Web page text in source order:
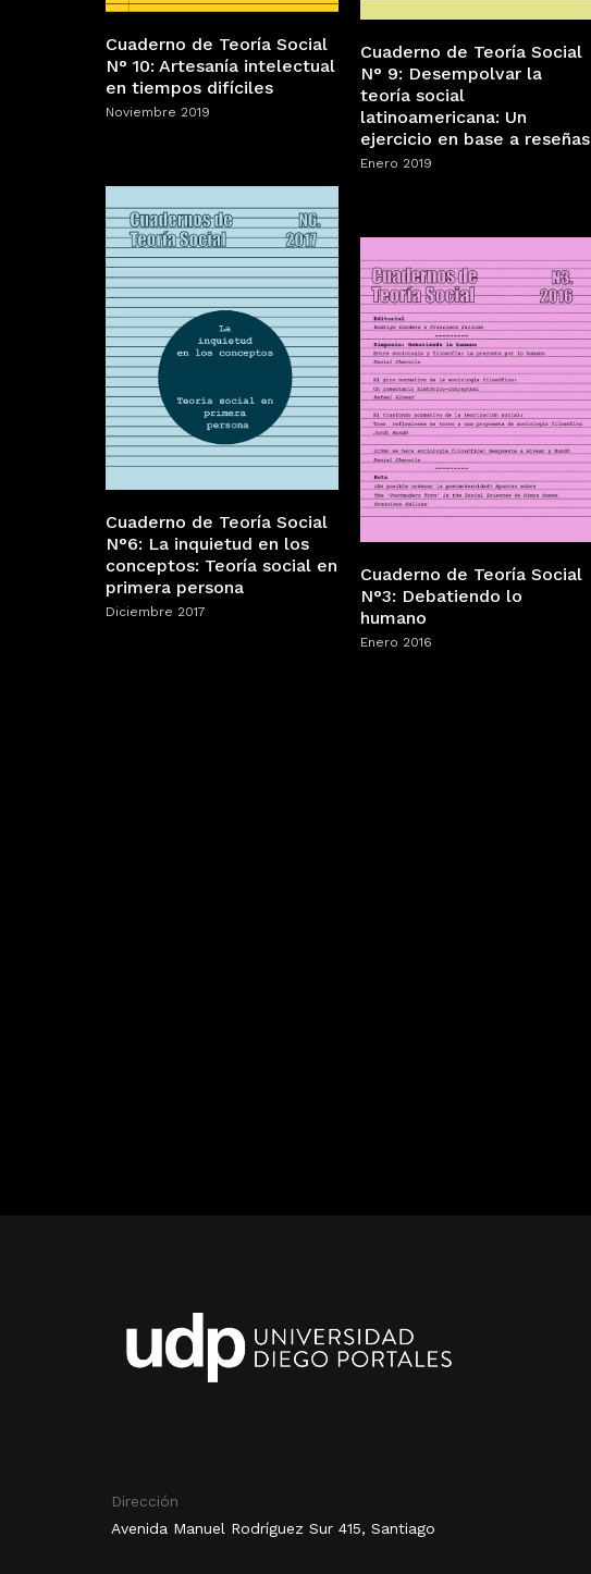
Cuaderno de Teoría Social
N° 10: Artesanía intelectual
en tiempos difíciles
Noviembre 2019
Cuaderno de Teoría Social
N° 9: Desempolvar la
teoría social
latinoamericana: Un
ejercicio en base a reseñas
Enero 2019
Cuaderno de Teoría Social
N°6: La inquietud en los
conceptos: Teoría social en
primera persona
Diciembre 2017
Cuaderno de Teoría Social
N°3: Debatiendo lo
humano
Enero 2016
Dirección
Avenida Manuel Rodríguez Sur 415, Santiago